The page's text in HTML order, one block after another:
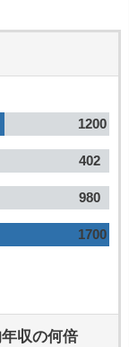
1200
402
980
1700
収の何倍